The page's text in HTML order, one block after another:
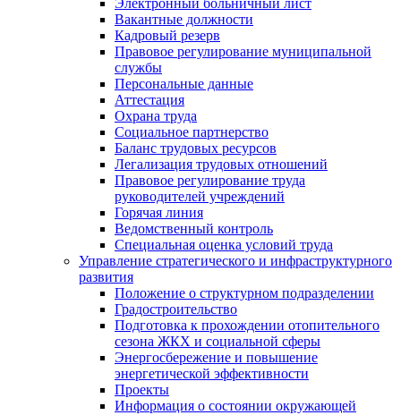
Электронный больничный лист
Вакантные должности
Кадровый резерв
Правовое регулирование муниципальной
службы
Персональные данные
Аттестация
Охрана труда
Социальное партнерство
Баланс трудовых ресурсов
Легализация трудовых отношений
Правовое регулирование труда
руководителей учреждений
Горячая линия
Ведомственный контроль
Специальная оценка условий труда
Управление стратегического и инфраструктурного
развития
Положение о структурном подразделении
Градостроительство
Подготовка к прохождении отопительного
сезона ЖКХ и социальной сферы
Энергосбережение и повышение
энергетической эффективности
Проекты
Информация о состоянии окружающей